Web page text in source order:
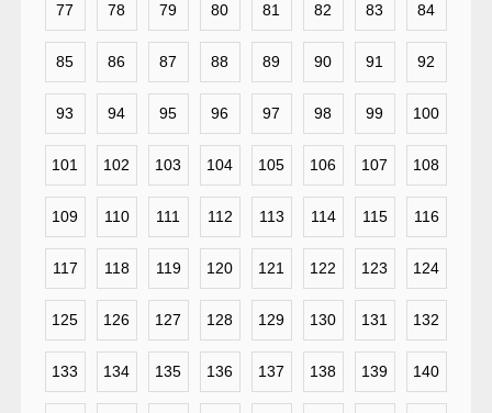
77 78 79 80 81 82 83 84
85 86 87 88 89 90 91 92
93 94 95 96 97 98 99 100
101 102 103 104 105 106 107 108
109 110 111 112 113 114 115 116
117 118 119 120 121 122 123 124
125 126 127 128 129 130 131 132
133 134 135 136 137 138 139 140